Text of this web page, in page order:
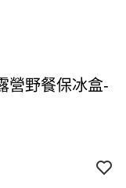
營野餐保冰盒-